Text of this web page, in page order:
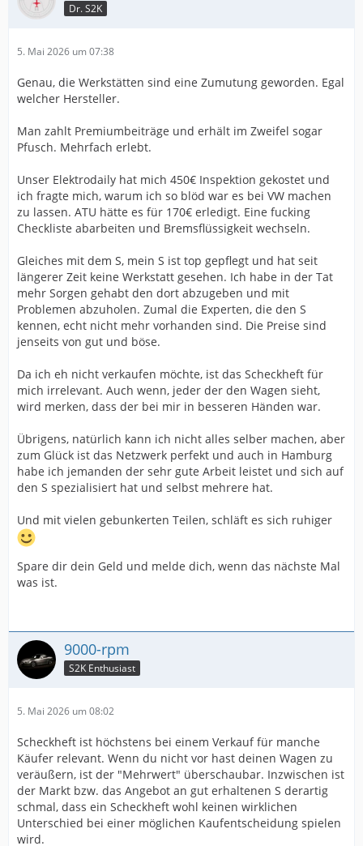
Dr. S2K
5. Mai 2026 um 07:38
Genau, die Werkstätten sind eine Zumutung geworden. Egal
welcher Hersteller.
Man zahlt Premiumbeiträge und erhält im Zweifel sogar
Pfusch. Mehrfach erlebt.
Unser Elektrodaily hat mich 450€ Inspektion gekostet und
ich fragte mich, warum ich so blöd war es bei VW machen
zu lassen. ATU hätte es für 170€ erledigt. Eine fucking
Checkliste abarbeiten und Bremsflüssigkeit wechseln.
Gleiches mit dem S, mein S ist top gepflegt und hat seit
längerer Zeit keine Werkstatt gesehen. Ich habe in der Tat
mehr Sorgen gehabt den dort abzugeben und mit
Problemen abzuholen. Zumal die Experten, die den S
kennen, echt nicht mehr vorhanden sind. Die Preise sind
jenseits von gut und böse.
Da ich eh nicht verkaufen möchte, ist das Scheckheft für
mich irrelevant. Auch wenn, jeder der den Wagen sieht,
wird merken, dass der bei mir in besseren Händen war.
Übrigens, natürlich kann ich nicht alles selber machen, aber
zum Glück ist das Netzwerk perfekt und auch in Hamburg
habe ich jemanden der sehr gute Arbeit leistet und sich auf
den S spezialisiert hat und selbst mehrere hat.
Und mit vielen gebunkerten Teilen, schläft es sich ruhiger
Spare dir dein Geld und melde dich, wenn das nächste Mal
was ist.
9000-rpm
S2K Enthusiast
5. Mai 2026 um 08:02
Scheckheft ist höchstens bei einem Verkauf für manche
Käufer relevant. Wenn du nicht vor hast deinen Wagen zu
veräußern, ist der "Mehrwert" überschaubar. Inzwischen ist
der Markt bzw. das Angebot an gut erhaltenen S derartig
schmal, dass ein Scheckheft wohl keinen wirklichen
Unterschied bei einer möglichen Kaufentscheidung spielen
wird.